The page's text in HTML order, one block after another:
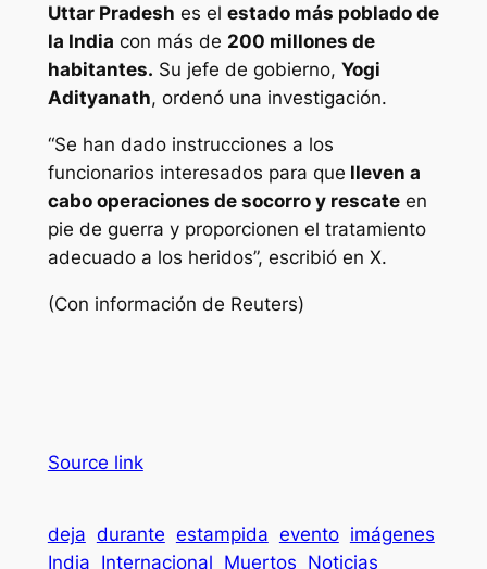
Uttar Pradesh es el estado más poblado de
la India con más de 200 millones de
habitantes. Su jefe de gobierno, Yogi
Adityanath, ordenó una investigación.
“Se han dado instrucciones a los
funcionarios interesados ​​para que lleven a
cabo operaciones de socorro y rescateen
pie de guerra y proporcionen el tratamiento
adecuado a los heridos”, escribió en X.
(Con información de Reuters)
Source link
deja durante estampida evento imágenes
India Internacional Muertos Noticias